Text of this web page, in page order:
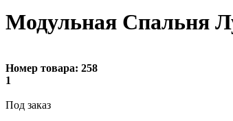
Модульная Спальня
Номер товара: 258
1
Под заказ